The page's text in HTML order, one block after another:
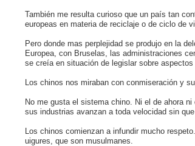
También me resulta curioso que un país tan
europeas en materia de reciclaje o de ciclo de
Pero donde mas perplejidad se produjo en la
Europea, con Bruselas, las administraciones
se creía en situación de legislar sobre
Los chinos nos miraban con conmiseración y
No me gusta el sistema chino. Ni el de ahora
sus industrias avanzan a toda velocidad sin
Los chinos comienzan a infundir mucho
uigures, que son musulmanes.